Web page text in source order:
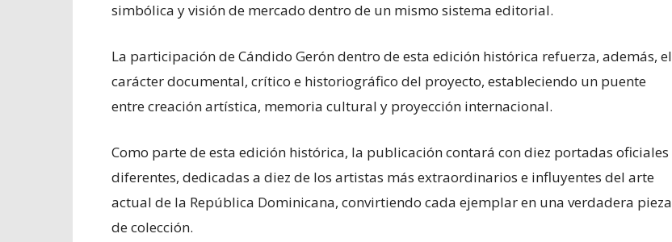
simbólica y visión de mercado dentro de un mismo sistema editorial.
La participación de Cándido Gerón dentro de esta edición histórica refuerza, además, el
carácter documental, crítico e historiográfico del proyecto, estableciendo un puente
entre creación artística, memoria cultural y proyección internacional.
Como parte de esta edición histórica, la publicación contará con diez portadas oficiales
diferentes, dedicadas a diez de los artistas más extraordinarios e influyentes del arte
actual de la República Dominicana, convirtiendo cada ejemplar en una verdadera pieza
de colección.